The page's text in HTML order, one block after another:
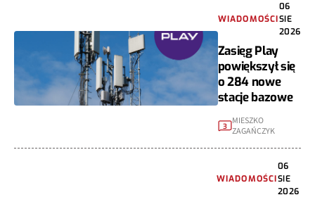
WIADOMOŚCI
06
SIE
2026
Zasięg Play
powiększył się
o 284 nowe
stacje bazowe
3 MIESZKO
ZAGAŃCZYK
WIADOMOŚCI
06
SIE
2026